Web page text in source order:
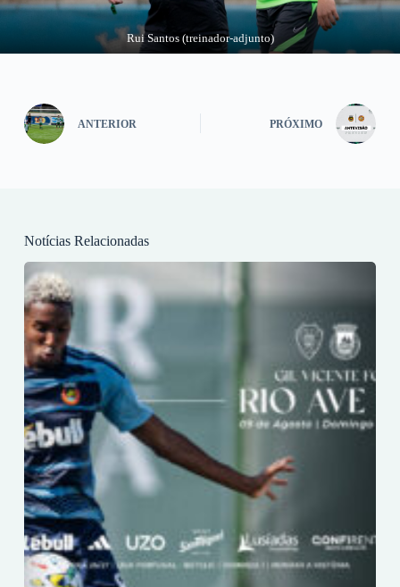
Rui Santos (treinador-adjunto)
ANTERIOR PRÓXIMO
Notícias Relacionadas